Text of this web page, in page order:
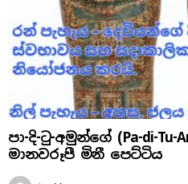
පා-දි-ටු-අමුන්ගේ (Pa-di-
මානවරූපී මිනී පෙට්ටිය